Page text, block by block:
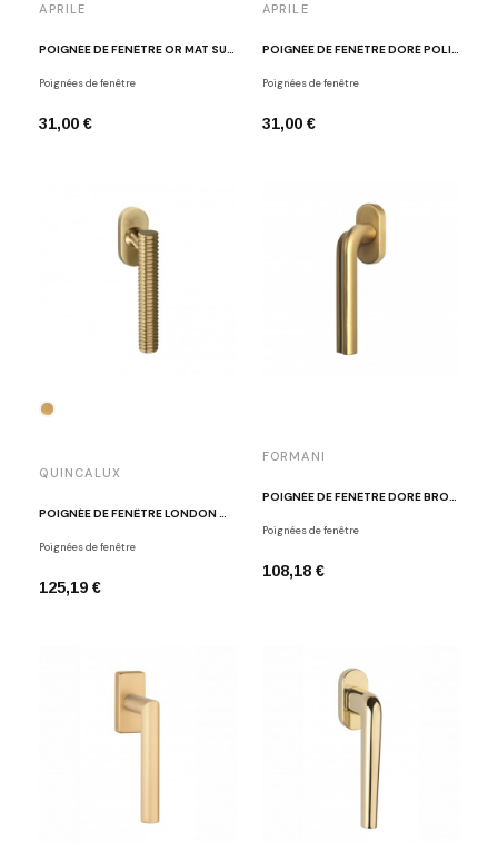
APRILE
POIGNÉE DE FENÊTRE OR MAT SULLA Q
Poignées de fenêtre
31,00 €
APRILE
POIGNÉE DE FENÊTRE DORÉ POLI APRILE LUNA
Poignées de fenêtre
31,00 €
QUINCALUX
POIGNÉE DE FENÊTRE LONDON OR MAT
Poignées de fenêtre
125,19 €
FORMANI
POIGNÉE DE FENÊTRE DORÉ BROSSÉ DR101-DK-O IM
Poignées de fenêtre
108,18 €